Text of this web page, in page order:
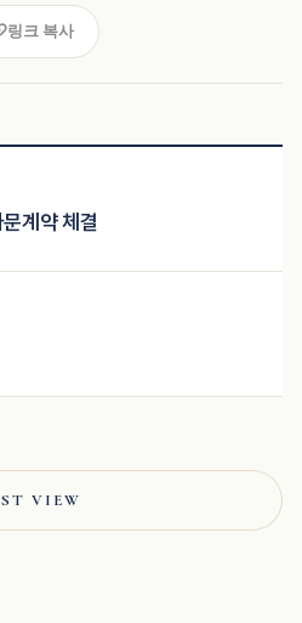
링크 복사
계약 체결
VIEW